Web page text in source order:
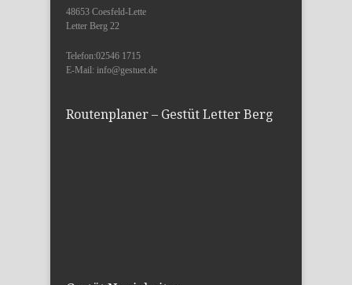
48653 Coesfeld-Lette
Letter Berg 22
Telefon:02546 1715
E-Mail: info@gestuet.de
Routenplaner – Gestüt Letter Berg